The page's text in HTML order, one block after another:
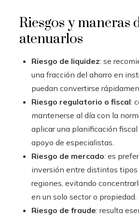
Riesgos y maneras
atenuarlos
Riesgo de liquidez: se
una fracción del ahorro en
puedan convertirse
Riesgo regulatorio o fiscal:
mantenerse al día con la
aplicar una planificación
apoyo de especialistas.
Riesgo de mercado: es
inversión entre distintos tipos
regiones, evitando
en un solo sector o propiedad.
Riesgo de fraude: resulta